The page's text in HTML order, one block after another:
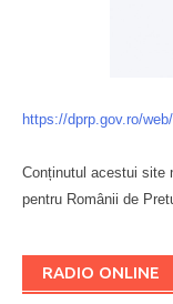
https://dprp.gov.ro/web/
Conținutul acestui site
pentru Românii de
RADIO ONLINE